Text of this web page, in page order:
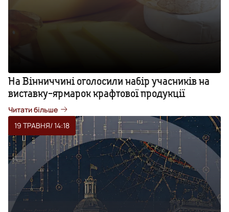
На Вінниччині оголосили набір учасників на
виставку-ярмарок крафтової продукції
Читати більше
19 ТРАВНЯ/ 14:18